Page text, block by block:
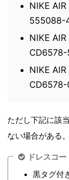
NIKE
555088-
NIKE
NIKE
ただし下記に該
ない場合がある。
ドレスコ
黒タグ付